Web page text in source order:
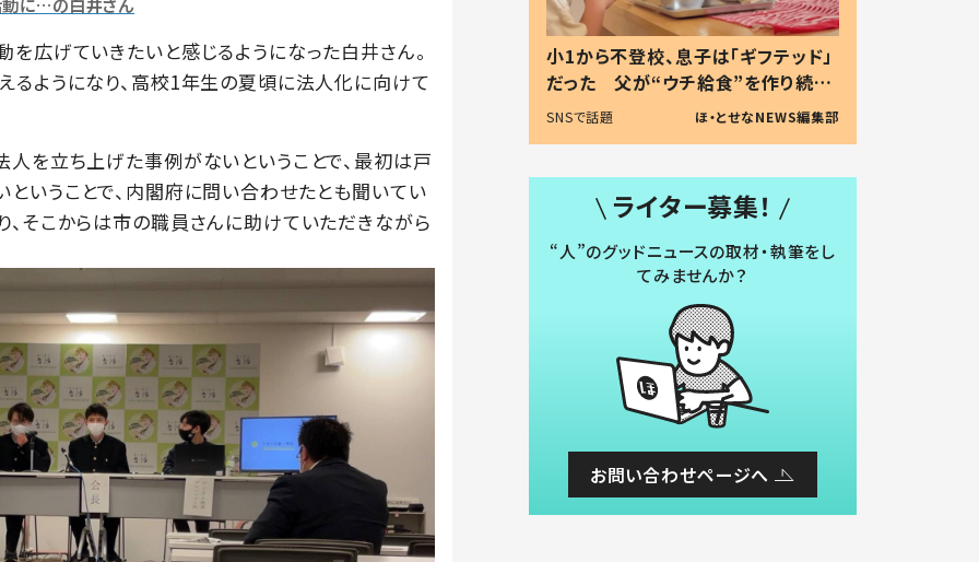
広げていきたいと感じるようになった白井さん。
るようになり、高校1年生の夏頃に法人化に向けて
を立ち上げた事例がないということで、最初は戸
いうことで、内閣府に問い合わせたとも聞いてい
そこからは市の職員さんに助けていただきながら
小1から不登校、息子は「ギフテッド」
だった 父が“ウチ給食”を作り続け
る理由とは #令和の親 #令和の子
SNSで話題 ほ・とせなNEWS編集部
ライター募集！
“人”のグッドニュースの取材・執筆をし
てみませんか？
お問い合わせページへ